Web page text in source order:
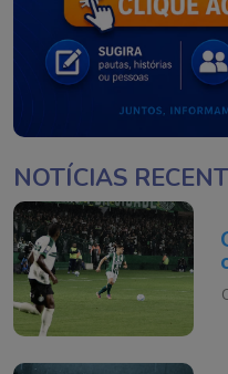
NOTÍCIAS